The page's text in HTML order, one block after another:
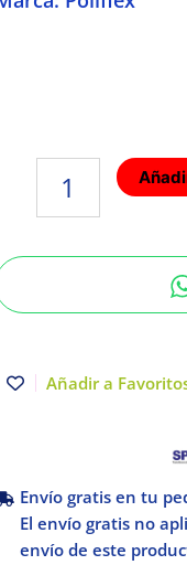
4"
Añadir a
Envío gratis en tu
El envío gratis no
envío de este